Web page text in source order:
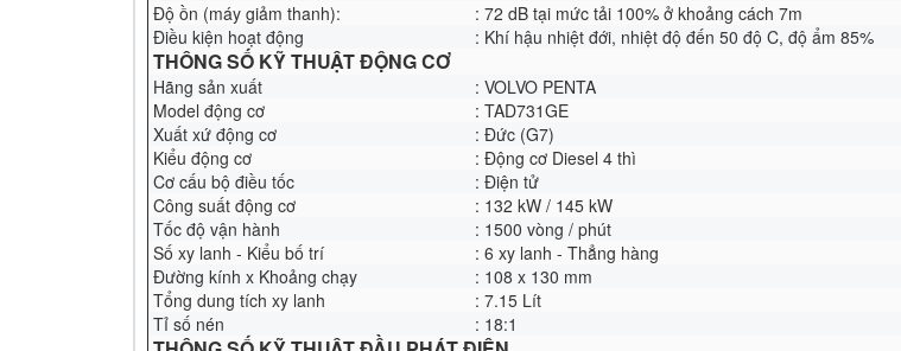
Độ ồn (máy giảm thanh):
: 72 dB tại mức tải 100% ở khoảng cách 7m
Điều kiện hoạt động
: Khí hậu nhiệt đới, nhiệt độ đến 50 độ C, độ ẩm 85%
THÔNG SỐ KỸ THUẬT ĐỘNG CƠ
Hãng sản xuất
: VOLVO PENTA
Model động cơ
: TAD731GE
Xuất xứ động cơ
: Đức (G7)
Kiểu động cơ
: Động cơ Diesel 4 thì
Cơ cấu bộ điều tốc
: Điện tử
Công suất động cơ
: 132 kW / 145 kW
Tốc độ vận hành
: 1500 vòng / phút
Số xy lanh - Kiểu bố trí
: 6 xy lanh - Thẳng hàng
Đường kính x Khoảng chạy
: 108 x 130 mm
Tổng dung tích xy lanh
: 7.15 Lít
Tỉ số nén
: 18:1